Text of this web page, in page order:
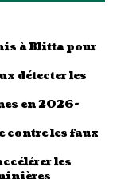
à Blitta pour
détecter les
en 2026-
contre les faux
les